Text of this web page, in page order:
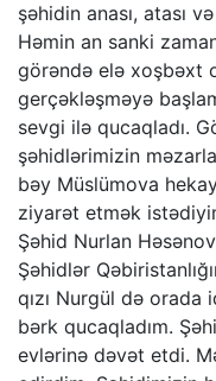
şəhidin anası, atası
Həmin an sanki
görəndə elə xoşbəxt
gerçəkləşməyə
sevgi ilə qucaqladı.
şəhidlərimizin
bəy Müslümova
ziyarət etmək
Şəhid Nurlan
Şəhidlər
qızı Nurgül də orada
bərk qucaqladım.
evlərinə dəvət etdi.